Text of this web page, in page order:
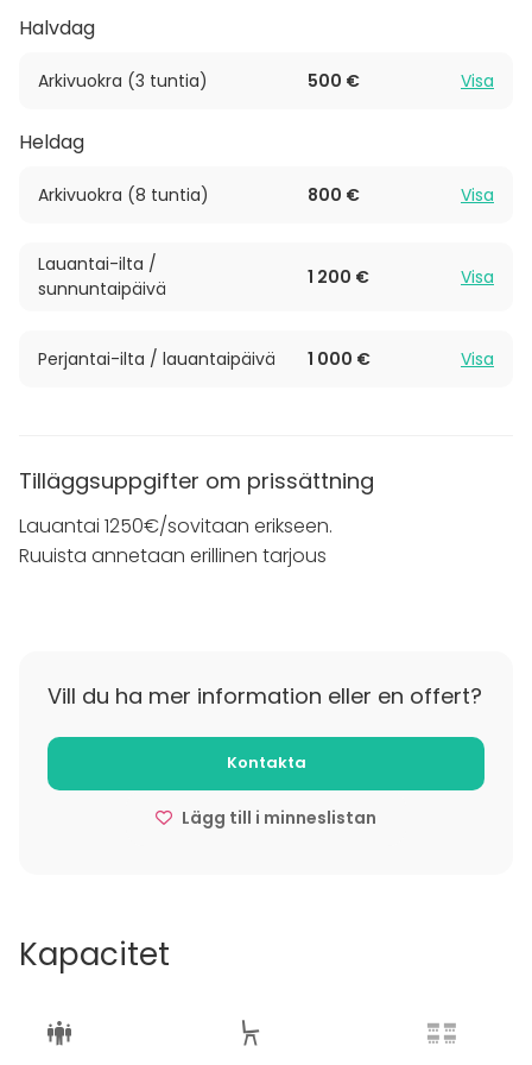
syrjäytymisvaarassa olevia nuoria.
Tervetuloa viettämään onnistunut tilaisuutesi aivan
tiloissa ja pihalla ei sallita.
Halvdag
Arkivuokra (3 tuntia) 500 € Visa
Heldag
Arkivuokra (8 tuntia) 800 € Visa
Lauantai-ilta /
sunnuntaipäivä
1 200 € Visa
Perjantai-ilta / lauantaipäivä 1 000 € Visa
Tilläggsuppgifter om prissättning
Lauantai 1250€/sovitaan erikseen.
Ruuista annetaan erillinen tarjous
Vill du ha mer information eller en offert?
Kontakta
Lägg till i minneslistan
Kapacitet